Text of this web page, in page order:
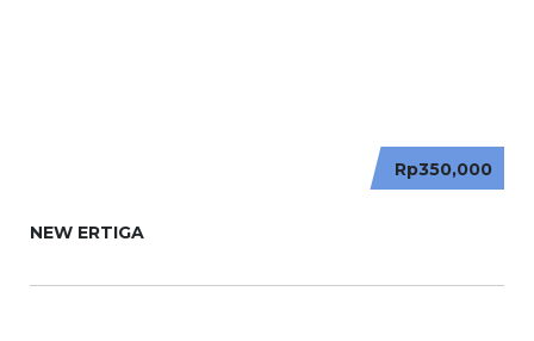
Rp350,000
NEW ERTIGA